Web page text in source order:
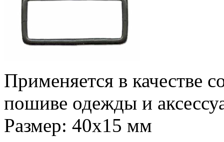
Применяется в качестве
пошиве одежды и
Размер: 40х15 мм